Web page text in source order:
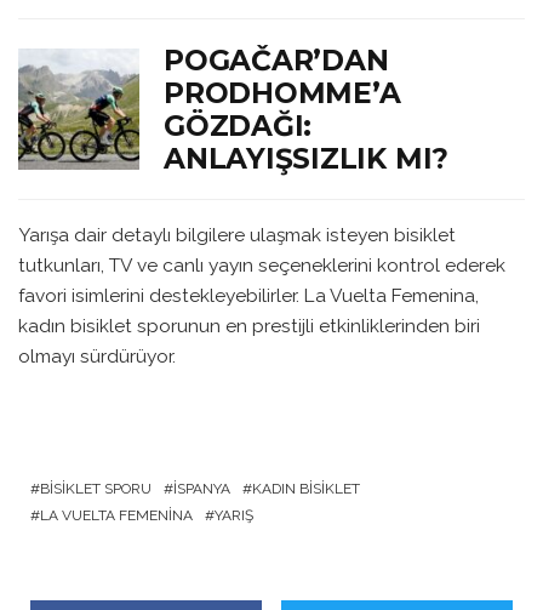
POGAČAR’DAN
PRODHOMME’A
GÖZDAĞI:
ANLAYIŞSIZLIK MI?
Yarışa dair detaylı bilgilere ulaşmak isteyen bisiklet
tutkunları, TV ve canlı yayın seçeneklerini kontrol ederek
favori isimlerini destekleyebilirler. La Vuelta Femenina,
kadın bisiklet sporunun en prestijli etkinliklerinden biri
olmayı sürdürüyor.
BISIKLET SPORU İSPANYA
KADIN BISIKLET
LA VUELTA FEMENINA
YARIŞ